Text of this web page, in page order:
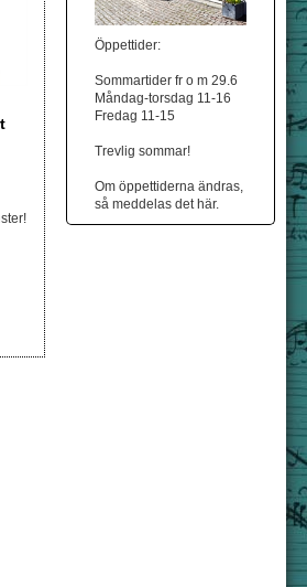
Öppettider:
Sommartider fr o m 29.6
Måndag-torsdag 11-16
Fredag 11-15
Trevlig sommar!
Om öppettiderna ändras,
så meddelas det här.